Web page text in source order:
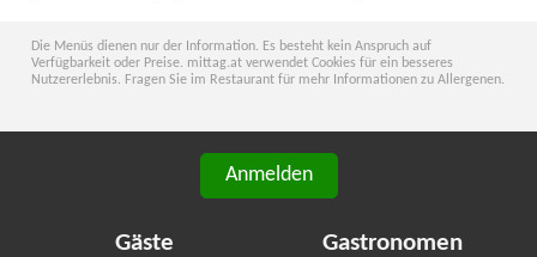
Die Menüs dienen nur der Information. Es besteht kein Anspruch auf
Verfügbarkeit oder Preise. mittag.at verwendet Cookies für ein besseres
Nutzererlebnis. Fragen Sie im Restaurant für mehr Informationen zu Allergenen.
Anmelden
Gäste Gastronomen